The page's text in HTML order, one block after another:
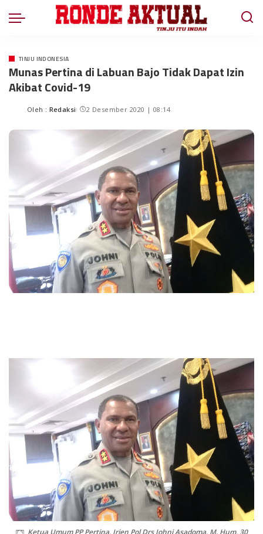
TINJU INDONESIA
Munas Pertina di Labuan Bajo Tidak Dapat Izin
Akibat Covid-19
Oleh : Redaksi 2 Desember 2020 | 08:14